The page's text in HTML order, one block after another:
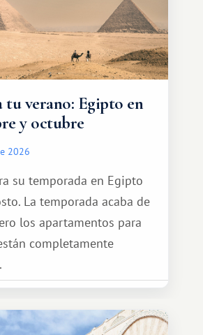
tu verano: Egipto en
y octubre
2026
su temporada en Egipto
La temporada acaba de
los apartamentos para
completamente